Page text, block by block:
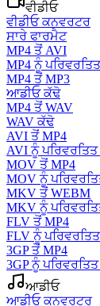
ਵੀਡੀਓ
ਵੀਡੀਓ ਕਨਵਰਟਰ
ਸਾਰੇ ਫਾਰਮੈਟ
MP4 ਤੋਂ AVI
MP4 ਨੂੰ
MP4 ਤੋਂ MP3
ਆਡੀਓ ਕੱਢੋ
MP4 ਤੋਂ WAV
WAV ਕੱਢੋ
AVI ਤੋਂ MP4
AVI ਨੂੰ
MOV ਤੋਂ MP4
MOV ਨੂੰ
MKV ਤੋਂ WEBM
MKV ਨੂੰ
FLV ਤੋਂ MP4
FLV ਨੂੰ
3GP ਤੋਂ MP4
3GP ਨੂੰ
ਆਡੀਓ
ਆਡੀਓ ਕਨਵਰਟਰ